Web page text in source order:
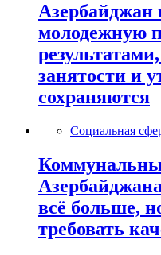
Азербайджан
молодежную
занятости и
сохраняются
Социальная
всё больше,
требовать